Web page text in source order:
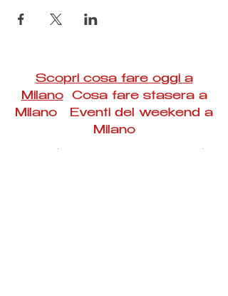
Scopri cosa fare oggi a
MilanoCosa fare stasera a
Milano Eventi del weekend a
Milano
#Taac #milano #eventi #concerti #spettacoli